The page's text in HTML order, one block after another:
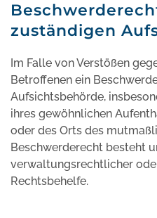
zuständigen
Im Falle von Verstößen
Betroffenen ein
Aufsichtsbehörde,
ihres gewöhnlichen
oder des Orts des
Beschwerderecht besteht
verwaltungsrechtlicher
Rechtsbehelfe.